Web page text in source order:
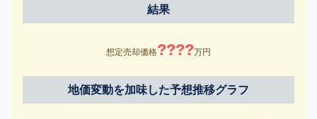
結果
想定売却価格????万円
地価変動を加味した予想推移グラフ